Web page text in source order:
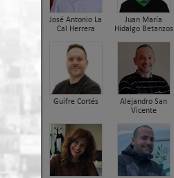
José Antonio La
Cal Herrera
Juan María
Hidalgo Betanzos
Guifre Cortés
Alejandro San
Vicente